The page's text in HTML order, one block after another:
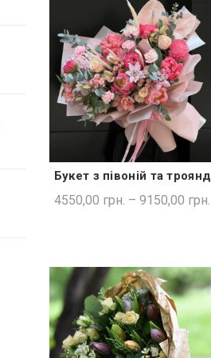
ШВИДКА ПОКУПКА
Букет з півоній та троянд
4550,00 грн. –9150,00 грн.